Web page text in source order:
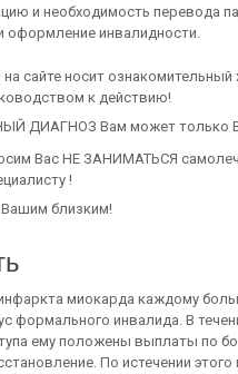
и необходимость перевода
оформление инвалидности.
сайте носит ознакомительный
к действию!
ДИАГНОЗ Вам может только
Вас НЕ ЗАНИМАТЬСЯ
!
близким!
миокарда каждому
формального инвалида. В
ему положены выплаты по
По истечении этого